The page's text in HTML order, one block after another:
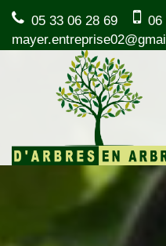
05 33 06 28 69
06